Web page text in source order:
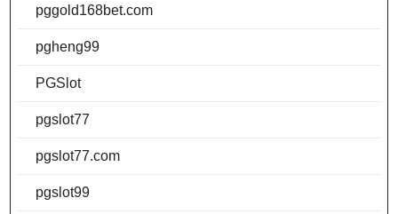
pggold168bet.com
pgheng99
PGSlot
pgslot77
pgslot77.com
pgslot99